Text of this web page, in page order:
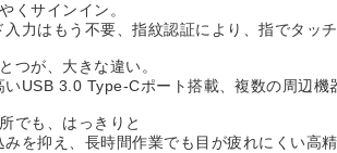
くサインイン。
入力はもう不要、指紋認証により、指でタッ
つが、大きな違い。
いUSB 3.0 Type-Cポート搭載、複数の周辺
でも、はっきりと
みを抑え、長時間作業でも目が疲れにくい高